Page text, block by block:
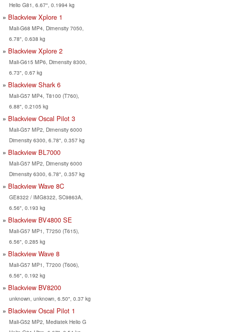
Helio G81, 6.67", 0.1994 kg
Blackview Xplore 1
Mali-G68 MP4, Dimensity 7050,
6.78", 0.638 kg
Blackview Xplore 2
Mali-G615 MP6, Dimensity 8300,
6.73", 0.67 kg
Blackview Shark 6
Mali-G57 MP4, T8100 (T760),
6.88", 0.2105 kg
Blackview Oscal Pilot 3
Mali-G57 MP2, Dimensity 6000
Dimensity 6300, 6.78", 0.357 kg
Blackview BL7000
Mali-G57 MP2, Dimensity 6000
Dimensity 6300, 6.78", 0.357 kg
Blackview Wave 8C
GE8322 / IMG8322, SC9863A,
6.56", 0.193 kg
Blackview BV4800 SE
Mali-G57 MP1, T7250 (T615),
6.56", 0.285 kg
Blackview Wave 8
Mali-G57 MP1, T7200 (T606),
6.56", 0.192 kg
Blackview BV8200
unknown, unknown, 6.50", 0.37 kg
Blackview Oscal Pilot 1
Mali-G52 MP2, Mediatek Helio G